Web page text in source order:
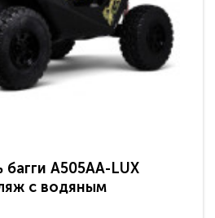
A505AA-LUX
с водяным